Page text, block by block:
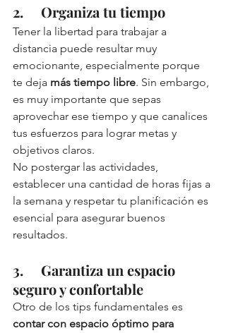
2.     Organiza tu tiempo
Tener la libertad para trabajar a
distancia puede resultar muy
emocionante, especialmente porque
te deja más tiempo libre. Sin embargo,
es muy importante que sepas
aprovechar ese tiempo y que canalices
tus esfuerzos para lograr metas y
objetivos claros.
No postergar las actividades,
establecer una cantidad de horas fijas a
la semana y respetar tu planificación es
esencial para asegurar buenos
resultados.
3.     Garantiza un espacio
seguro y confortable
Otro de los tips fundamentales es
contar con espacio óptimo para